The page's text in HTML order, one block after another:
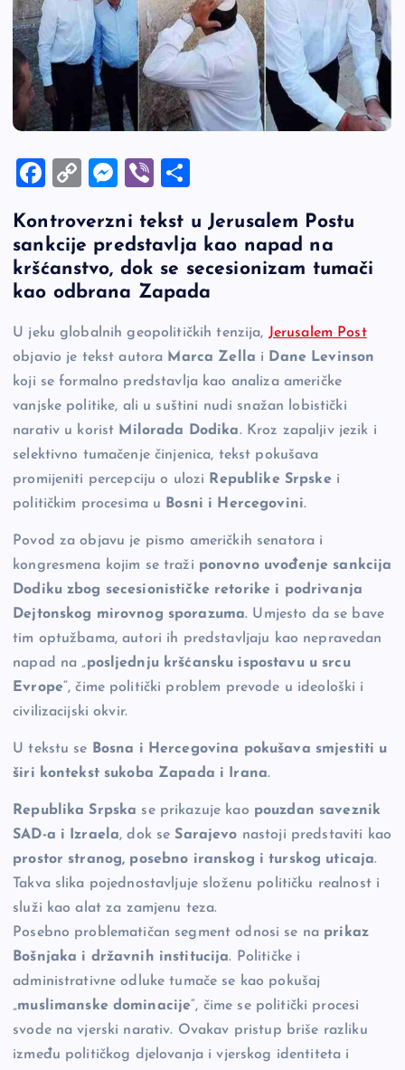
F
c
e
b
o
k
C
p
y
Li
n
k
M
se
n
g
Vi
er ar
e
Kontroverzni tekst u Jerusalem Postu
sankcije predstavlja kao napad na
kršćanstvo, dok se secesionizam tumači
kao odbrana Zapada
U jeku globalnih geopolitičkih tenzija, Jerusalem Post
objavio je tekst autora Marca Zella i
Dane Levinson
koji se formalno predstavlja kao analiza američke
vanjske politike, ali u suštini nudi snažan lobistički
narativ u korist Milorada Dodika. Kroz zapaljiv jezik i
selektivno tumačenje činjenica, tekst pokušava
promijeniti percepciju o ulozi
Republike Srpskei
političkim procesima u
Bosni i Hercegovini.
Povod za objavu je pismo američkih senatora i
kongresmena kojim se traži ponovno uvođenje sankcija
Dodiku zbog secesionističke retorike i podrivanja
Dejtonskog mirovnog sporazuma. Umjesto da se bave
tim optužbama, autori ih predstavljaju kao nepravedan
napad na „posljednju kršćansku ispostavu u srcu
Evrope“, čime politički problem prevode u ideološki i
civilizacijski okvir.
U tekstu se
Bosna i Hercegovina pokušava smjestiti u
širi kontekst sukoba Zapada i Irana.
Republika Srpska se prikazuje kao pouzdan saveznik
SAD-a i Izraela, dok seSarajevo nastoji predstaviti kao
prostor stranog, posebno iranskog i turskog uticaja.
Takva slika pojednostavljuje složenu političku realnost i
služi kao alat za zamjenu teza.
Posebno problematičan segment odnosi se na prikaz
Bošnjaka i državnih institucija. Političke i
administrativne odluke tumače se kao pokušaj
„muslimanske dominacije“, čime se politički procesi
svode na vjerski narativ. Ovakav pristup briše razliku
između političkog djelovanja i vjerskog identiteta i